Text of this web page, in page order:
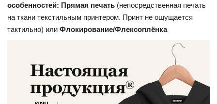
особенностей: Прямая печать (непосредственная печать
на ткани текстильным принтером. Принт не ощущается
тактильно) или Флокирование/Флексоплёнка